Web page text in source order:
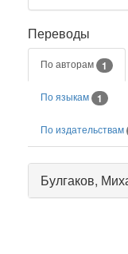
Переводы
По авторам 1
По языкам 1
По издательствам
Булгаков,